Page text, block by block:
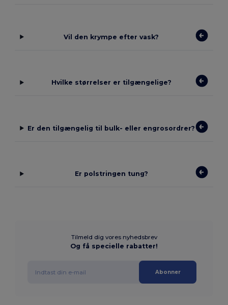
Vil den krympe efter vask?
Hvilke størrelser er tilgængelige?
Er den tilgængelig til bulk- eller engrosordrer?
Er polstringen tung?
Tilmeld dig vores nyhedsbrev
Og få specielle rabatter!
Abonner